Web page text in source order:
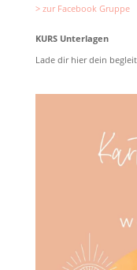
> zur Facebook Gruppe
KURS Unterlagen
Lade dir hier dein